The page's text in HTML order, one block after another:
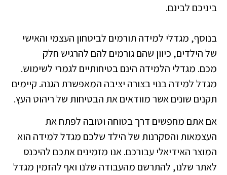
ביניכם לבינם.
בנוסף, מגדלי למידה תורמים לביטחון העצמי והאישי
של הילדים, כיוון שהם גורמים להם להרגיש חלק
מכם. מגדלי הלמידה הינם בטיחותיים לגמרי לשימוש.
מגדל למידה בנוי בצורה יציבה המאפשרת הגנה. קיימים
תקנים שונים אשר מוודאים את הבטיחות של ריהוט העץ.
אם אתם מחפשים דרך בטוחה וטובה לפתח את
העצמאות והסקרנות של הילד שלכם מגדל למידה הוא
המוצר האידיאלי עבורכם. אנו מזמינים אתכם להיכנס
לאתר שלנו, להתרשם מהעבודה שלנו ואף להזמין מגדל